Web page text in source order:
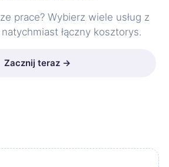
prace? Wybierz wiele usług z
łączny kosztorys.
Zacznij teraz →